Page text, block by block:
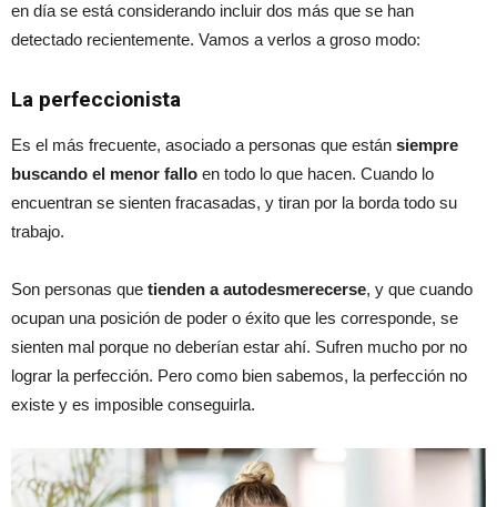
en día se está considerando incluir dos más que se han
detectado recientemente. Vamos a verlos a groso modo:
La perfeccionista
Es el más frecuente, asociado a personas que están siempre
buscando el menor fallo en todo lo que hacen. Cuando lo
encuentran se sienten fracasadas, y tiran por la borda todo su
trabajo.
Son personas que tienden a autodesmerecerse, y que cuando
ocupan una posición de poder o éxito que les corresponde, se
sienten mal porque no deberían estar ahí. Sufren mucho por no
lograr la perfección. Pero como bien sabemos, la perfección no
existe y es imposible conseguirla.